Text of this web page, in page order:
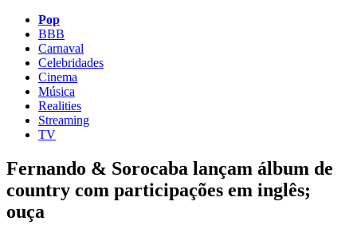
Pop
BBB
Carnaval
Celebridades
Cinema
Música
Realities
Streaming
TV
Fernando & Sorocaba lançam álbum de
country com participações em inglês;
ouça